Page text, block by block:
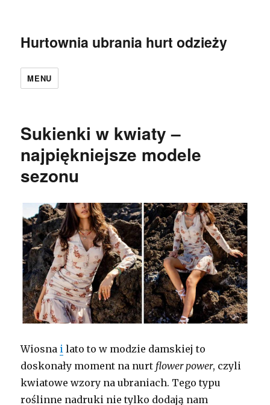
Hurtownia ubrania hurt odzieży
MENU
Sukienki w kwiaty –
najpiękniejsze modele
sezonu
Wiosna i lato to w modzie damskiej to
doskonały moment na nurt flower power, czyli
kwiatowe wzory na ubraniach. Tego typu
roślinne nadruki nie tylko dodają nam